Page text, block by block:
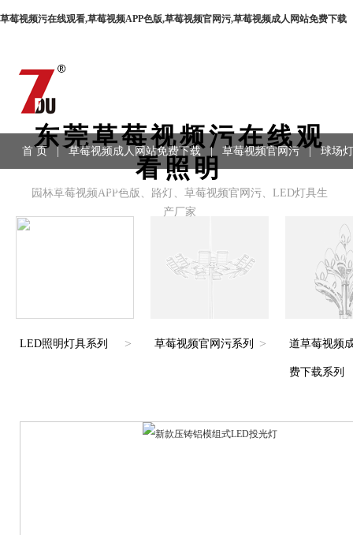
草莓视频污在线观看,草莓视频APP色版,草莓视频官网污,草莓视频成人网站免费下载
东莞草莓视频污在线观
看照明
园林草莓视频APP色版、路灯、草莓视频官网污、LED灯具生
产厂家
首 页 草莓视频成人网站免费下载 | 草莓视频官网污 | 球场灯
应用领域 | 工程案例 | 联系方式
LED照明灯具系列 > 草莓视频官网污系列 > 道草莓视频
费下载系列